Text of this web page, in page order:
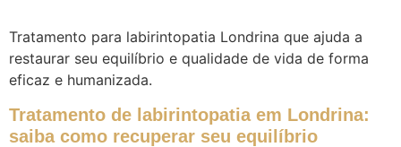
Tratamento para labirintopatia Londrina que ajuda a
restaurar seu equilíbrio e qualidade de vida de forma
eficaz e humanizada.
Tratamento de labirintopatia em Londrina:
saiba como recuperar seu equilíbrio